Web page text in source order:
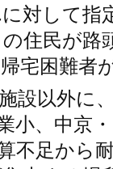
対して指
住民が
宅困難者
設以外に
小、中京
不足から